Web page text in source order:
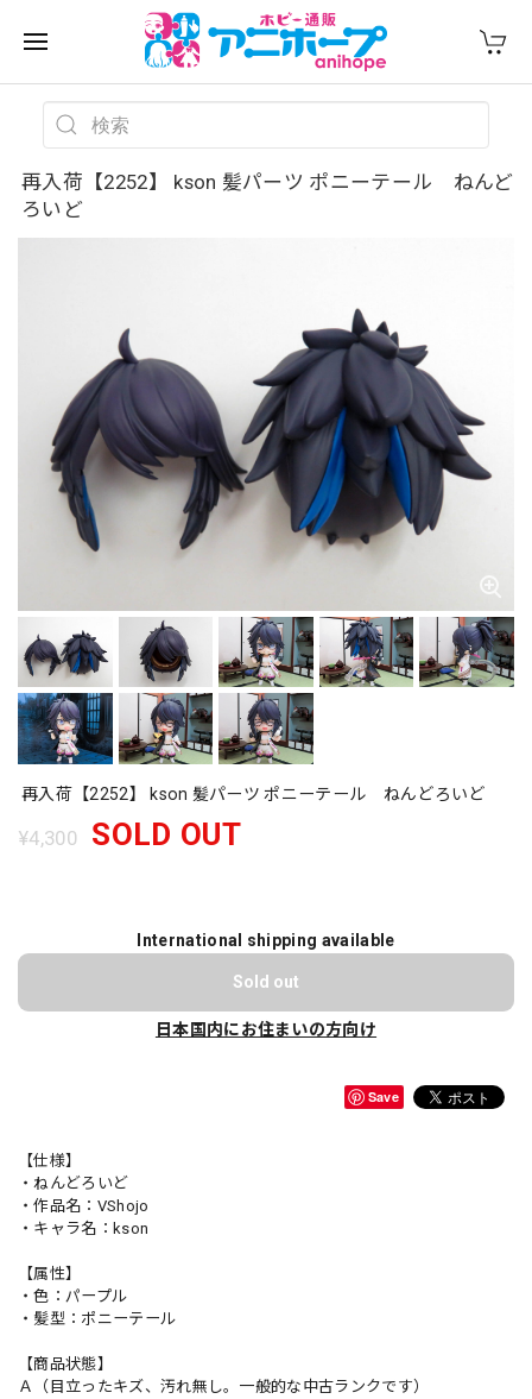
再入荷【2252】 kson 髪パーツ ポニーテール ねんど
ろいど
再入荷【2252】 kson 髪パーツ ポニーテール ねんどろいど
¥4,300 SOLD OUT
International shipping available
Sold out
日本国内にお住まいの方向け
Save
【仕様】
・ねんどろいど
・作品名：VShojo
・キャラ名：kson
【属性】
・色：パープル
・髪型：ポニーテール
【商品状態】
Ａ（目立ったキズ、汚れ無し。一般的な中古ランクです）